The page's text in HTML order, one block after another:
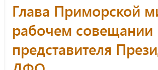
Глава Приморской
рабочем совещании
представителя